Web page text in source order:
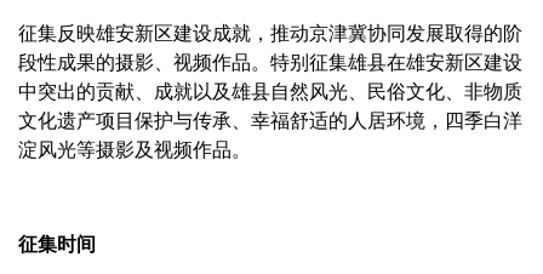
征集反映雄安新区建设成就，推动京津冀协同发展取得的阶
段性成果的摄影、视频作品。特别征集雄县在雄安新区建设
中突出的贡献、成就以及雄县自然风光、民俗文化、非物质
文化遗产项目保护与传承、幸福舒适的人居环境，四季白洋
淀风光等摄影及视频作品。
征集时间